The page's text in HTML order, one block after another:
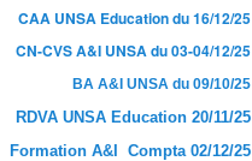
CAA UNSA Education du 16/12/25
CN-CVS A&I UNSA du 03-04/12/25
BA A&I UNSA du 09/10/25
RDVA UNSA Education 20/11/25
Formation A&I Compta 02/12/25